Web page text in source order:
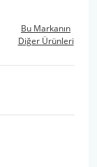
Bu Markanın
Diğer Ürünleri